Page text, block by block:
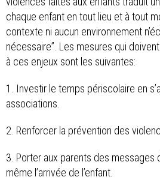
chaque enfant en tout lieu et à tout
contexte ni aucun environnement
nécessaire”. Les mesures qui
à ces enjeux sont les suivantes:
1. Investir le temps périscolaire en
associations.
2. Renforcer la prévention des
3. Porter aux parents des messages
même l’arrivée de l’enfant.